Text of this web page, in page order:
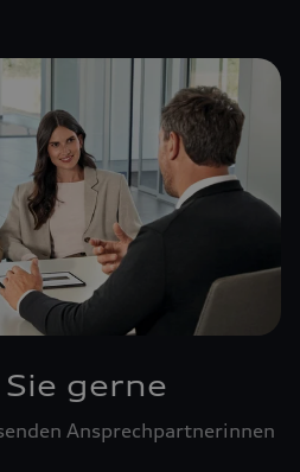
gerne
Ansprechpartnerinnen